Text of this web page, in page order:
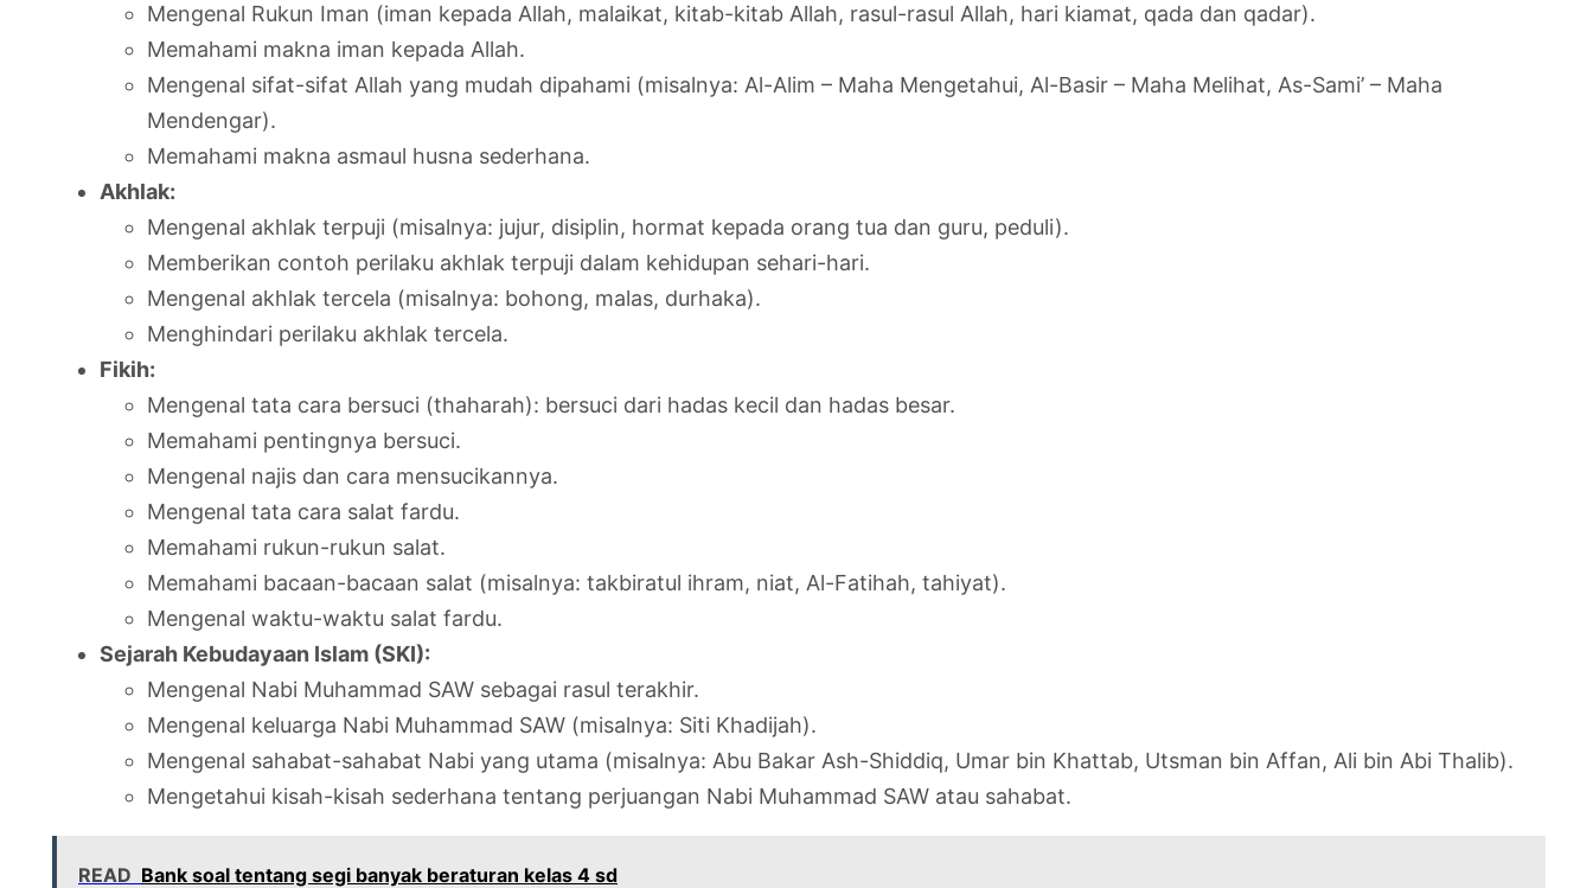
Mengenal Rukun Iman (iman kepada Allah, malaikat, kitab-kitab Allah, rasul-rasul Allah, hari kiamat, qada dan qadar).
Memahami makna iman kepada Allah.
Mengenal sifat-sifat Allah yang mudah dipahami (misalnya: Al-Alim – Maha Mengetahui, Al-Basir – Maha Melihat, As-Sami’ – Maha
Mendengar).
Memahami makna asmaul husna sederhana.
Akhlak:
Mengenal akhlak terpuji (misalnya: jujur, disiplin, hormat kepada orang tua dan guru, peduli).
Memberikan contoh perilaku akhlak terpuji dalam kehidupan sehari-hari.
Mengenal akhlak tercela (misalnya: bohong, malas, durhaka).
Menghindari perilaku akhlak tercela.
Fikih:
Mengenal tata cara bersuci (thaharah): bersuci dari hadas kecil dan hadas besar.
Memahami pentingnya bersuci.
Mengenal najis dan cara mensucikannya.
Mengenal tata cara salat fardu.
Memahami rukun-rukun salat.
Memahami bacaan-bacaan salat (misalnya: takbiratul ihram, niat, Al-Fatihah, tahiyat).
Mengenal waktu-waktu salat fardu.
Sejarah Kebudayaan Islam (SKI):
Mengenal Nabi Muhammad SAW sebagai rasul terakhir.
Mengenal keluarga Nabi Muhammad SAW (misalnya: Siti Khadijah).
Mengenal sahabat-sahabat Nabi yang utama (misalnya: Abu Bakar Ash-Shiddiq, Umar bin Khattab, Utsman bin Affan, Ali bin Abi Thalib).
Mengetahui kisah-kisah sederhana tentang perjuangan Nabi Muhammad SAW atau sahabat.
READ Bank soal tentang segi banyak beraturan kelas 4 sd